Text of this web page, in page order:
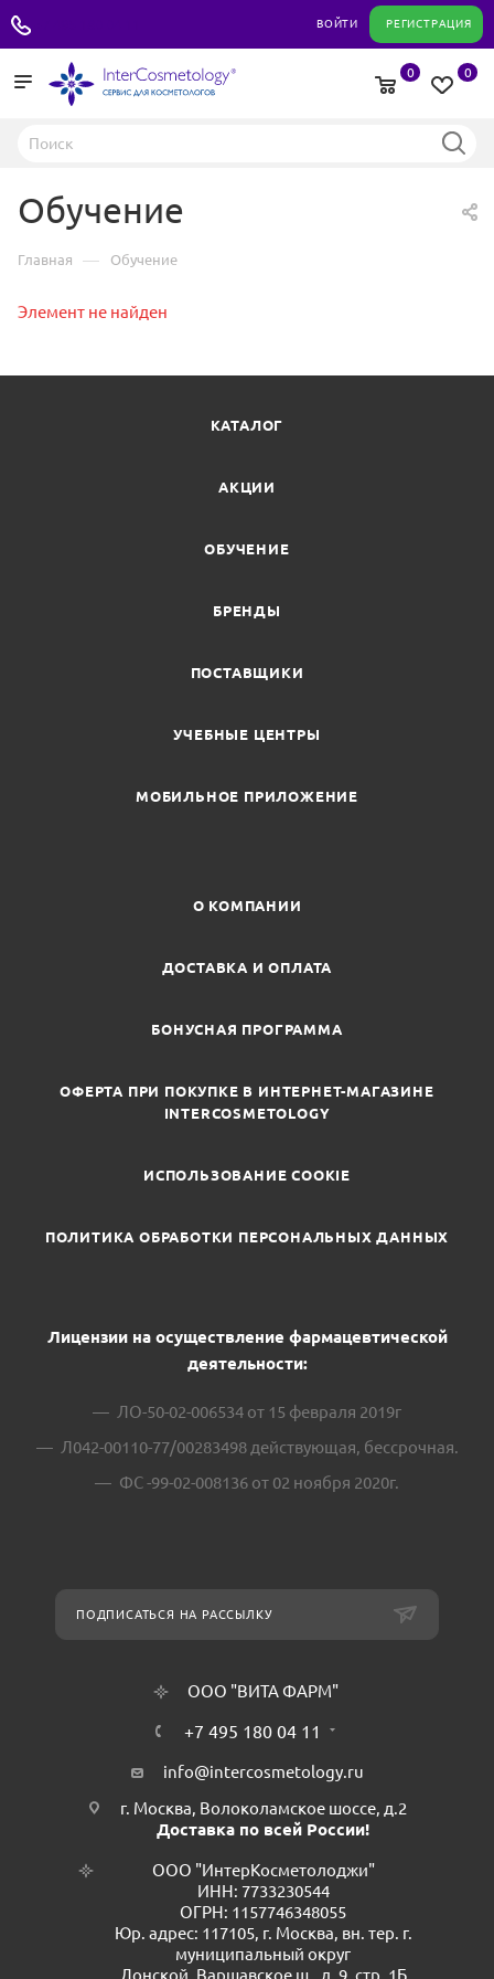
ВОЙТИ РЕГИСТРАЦИЯ
0
0
Обучение
Главная — Обучение
Элемент не найден
КАТАЛОГ
АКЦИИ
ОБУЧЕНИЕ
БРЕНДЫ
ПОСТАВЩИКИ
УЧЕБНЫЕ ЦЕНТРЫ
МОБИЛЬНОЕ ПРИЛОЖЕНИЕ
О КОМПАНИИ
ДОСТАВКА И ОПЛАТА
БОНУСНАЯ ПРОГРАММА
ОФЕРТА ПРИ ПОКУПКЕ В ИНТЕРНЕТ-МАГАЗИНЕ
INTERCOSMETOLOGY
ИСПОЛЬЗОВАНИЕ COOKIE
ПОЛИТИКА ОБРАБОТКИ ПЕРСОНАЛЬНЫХ ДАННЫХ
Лицензии на осуществление фармацевтической
деятельности:
ЛО-50-02-006534 от 15 февраля 2019г
Л042-00110-77/00283498 действующая, бессрочная.
ФС -99-02-008136 от 02 ноября 2020г.
ПОДПИСАТЬСЯ НА РАССЫЛКУ
ООО "ВИТА ФАРМ"
+7 495 180 04 11
info@intercosmetology.ru
г. Москва, Волоколамское шоссе, д.2
Доставка по всей России!
ООО "ИнтерКосметолоджи"
ИНН: 7733230544
ОГРН: 1157746348055
Юр. адрес: 117105, г. Москва, вн. тер. г.
муниципальный округ
Донской, Варшавское ш., д. 9, стр. 1Б